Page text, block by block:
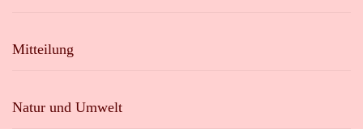
Mitteilung
Natur und Umwelt